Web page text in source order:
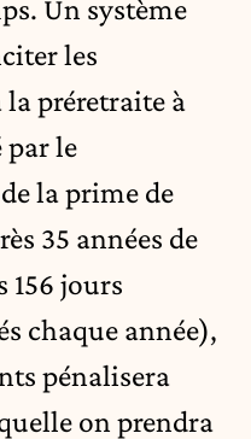
Un système
les
préretraite à
par le
la prime de
35 années de
jours
chaque année),
pénalisera
on prendra